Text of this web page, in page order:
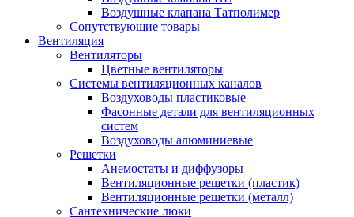
Воздушные клапана Татполимер
Сопутствующие товары
Вентиляция
Вентиляторы
Цветные вентиляторы
Системы вентиляционных каналов
Воздуховоды пластиковые
Фасонные детали для вентиляционных
систем
Воздуховоды алюминиевые
Решетки
Анемостаты и диффузоры
Вентиляционные решетки (пластик)
Вентиляционные решетки (металл)
Сантехнические люки